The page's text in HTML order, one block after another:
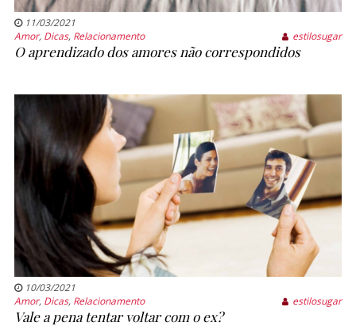
11/03/2021
Amor, Dicas, Relacionamento estilosugar
O aprendizado dos amores não correspondidos
10/03/2021
Amor, Dicas, Relacionamento estilosugar
Vale a pena tentar voltar com o ex?